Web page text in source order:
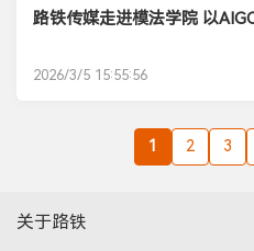
路铁传媒走进模法学院 以
2026/3/5 15:55:56
1 2 3
关于路铁